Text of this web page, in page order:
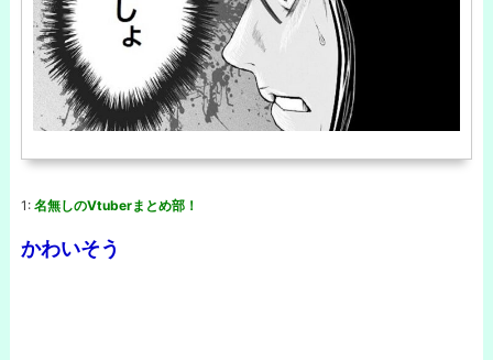
1: 名無しのVtuberまとめ部！
かわいそう